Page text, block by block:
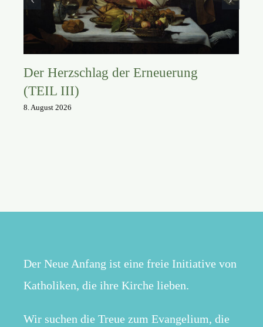
Der Herzschlag der Erneuerung
(TEIL III)
8. August 2026
Der Neue Anfang ist eine freie Initiative von
Katholiken, die ihre Kirche lieben.
Wir suchen die Treue zum Evangelium, die